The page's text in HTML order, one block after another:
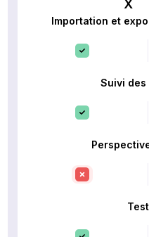
Importation et
Suivi